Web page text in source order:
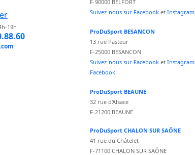
19h
F-90000 BELFORT
Suivez-nous sur Facebook et Instagram
ProDuSport BESANCON
13 rue Pasteur
F-25000 BESANCON
Suivez-nous sur Facebook et Instagram
Facebook
ProDuSport BEAUNE
32 rue d'Alsace
F-21200 BEAUNE
ProDuSport CHALON SUR SAÔNE
41 rue du Châtelet
F-71100 CHALON SUR SAÔNE